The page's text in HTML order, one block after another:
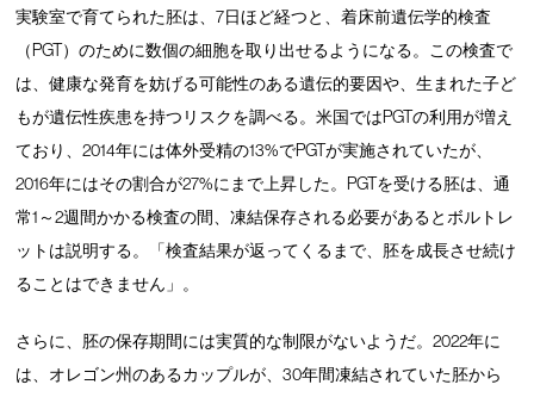
実験室で育てられた胚は、7日ほど経つと、着床前遺伝学的検査
（PGT）のために数個の細胞を取り出せるようになる。この検査で
は、健康な発育を妨げる可能性のある遺伝的要因や、生まれた子ど
もが遺伝性疾患を持つリスクを調べる。米国ではPGTの利用が増え
ており、2014年には体外受精の13%でPGTが実施されていたが、
2016年にはその割合が27%にまで上昇した。PGTを受ける胚は、通
常1～2週間かかる検査の間、凍結保存される必要があるとボルトレ
ットは説明する。「検査結果が返ってくるまで、胚を成長させ続け
ることはできません」。
さらに、胚の保存期間には実質的な制限がないようだ。2022年に
は、オレゴン州のあるカップルが、30年間凍結されていた胚から